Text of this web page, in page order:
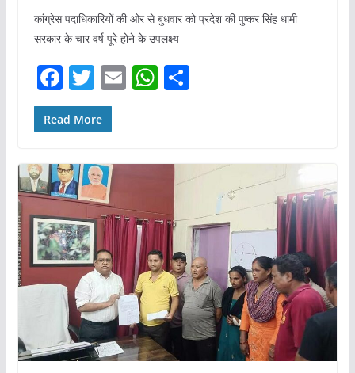
कांग्रेस पदाधिकारियों की ओर से बुधवार को प्रदेश की पुष्कर सिंह धामी
सरकार के चार वर्ष पूरे होने के उपलक्ष्य
F
a
c
b
o
o
k
T
w
itt
E W
p
p
S
Read More